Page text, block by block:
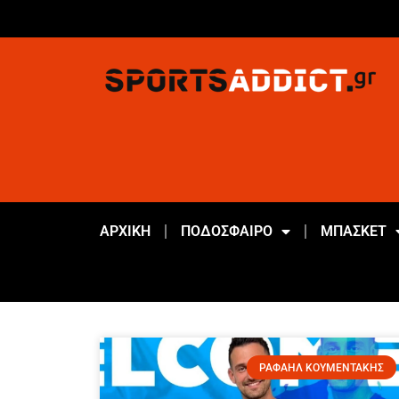
ΑΡΧΙΚΗ ΠΟΔΟΣΦΑΙΡΟ ΜΠΑΣΚΕΤ
ΡΑΦΑΗΛ ΚΟΥΜΕΝΤΑΚΗΣ